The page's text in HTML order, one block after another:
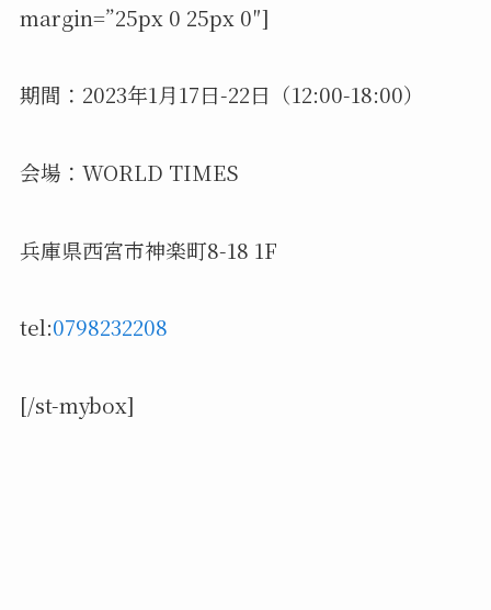
margin=”25px 0 25px 0″]
期間：2023年1月17日-22日（12:00-18:00）
会場：WORLD TIMES
兵庫県西宮市神楽町8-18 1F
tel:0798232208
[/st-mybox]